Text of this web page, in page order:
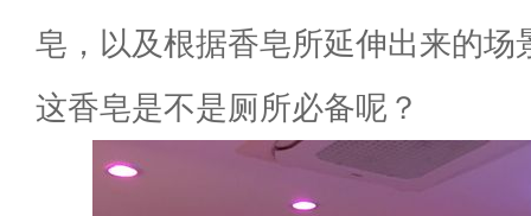
皂，以及根据香皂所延伸出来的场
这香皂是不是厕所必备呢？